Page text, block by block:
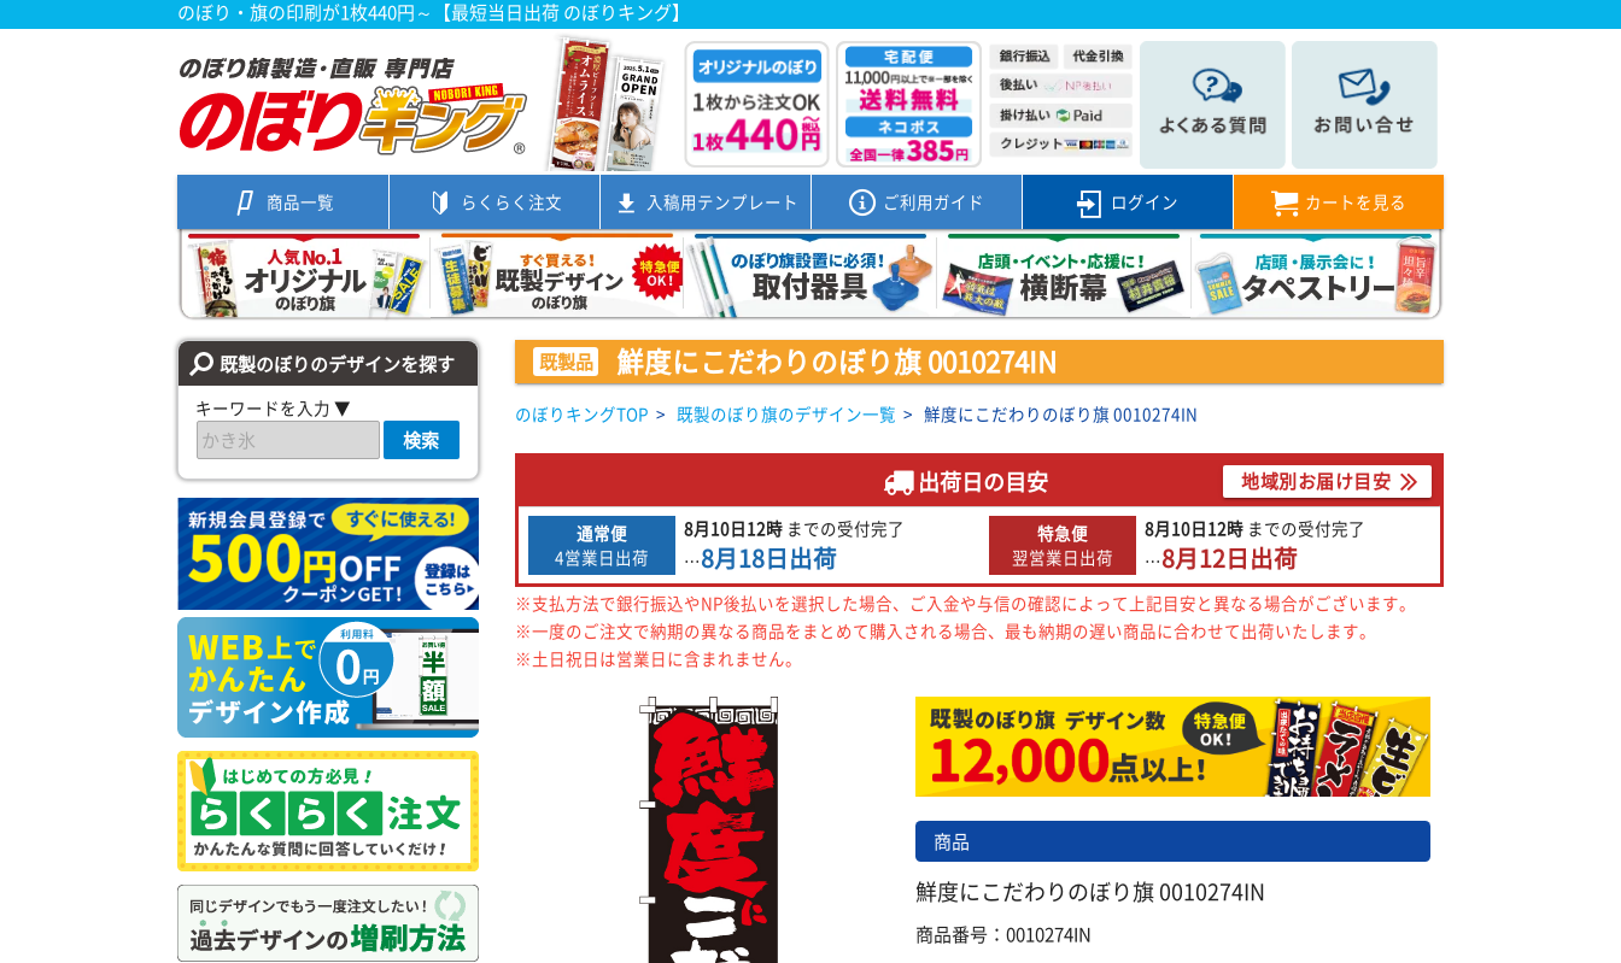
のぼり・旗の印刷が1枚440円～【最短当日出荷 のぼりキング】
商品一覧 らくらく注文 入稿用テンプレート ご利用ガイド ログイン カートを見る
既製のぼりのデザインを探す
キーワードを入力 ▼
検索
既製品 鮮度にこだわりのぼり旗 0010274IN
のぼりキングTOP > 既製のぼり旗のデザイン一覧 > 鮮度にこだわりのぼり旗 0010274IN
出荷日の目安 地域別お届け目安
通常便
4営業日出荷
8月10日12時 までの受付完了
…8月18日出荷
特急便
翌営業日出荷
8月10日12時 までの受付完了
…8月12日出荷
※支払方法で銀行振込やNP後払いを選択した場合、ご入金や与信の確認によって上記目安と異なる場合がございます。
※一度のご注文で納期の異なる商品をまとめて購入される場合、最も納期の遅い商品に合わせて出荷いたします。
※土日祝日は営業日に含まれません。
商品
鮮度にこだわりのぼり旗 0010274IN
商品番号：0010274IN